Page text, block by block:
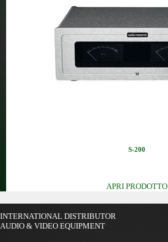
S-200
APRI PRODOTTO
INTERNATIONAL DISTRIBUTOR
AUDIO & VIDEO EQUIPMENT